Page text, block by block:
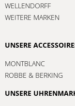
WELLENDORFF
WEITERE MARKEN
UNSERE
MONTBLANC
ROBBE & BERKING
UNSERE